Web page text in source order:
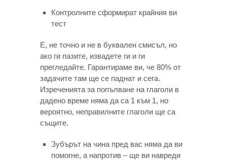
Контролните сформират крайния ви
тест
Е, не точно и не в буквален смисъл, но
ако ги пазите, извадете ги и ги
прегледайте. Гарантираме ви, че 80% от
задачите там ще се паднат и сега.
Изреченията за попълване на глаголи в
дадено време няма да са 1 към 1, но
вероятно, неправилните глаголи ще са
същите.
Зубърът на чина пред вас няма да ви
помогне, а напротив – ще ви навреди